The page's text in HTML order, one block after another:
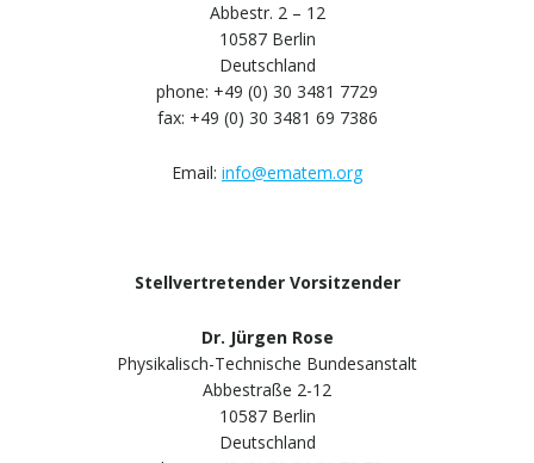
Abbestr. 2 – 12
10587 Berlin
Deutschland
phone: +49 (0) 30 3481 7729
fax: +49 (0) 30 3481 69 7386
Email: info@ematem.org
Stellvertretender Vorsitzender
Dr. Jürgen Rose
Physikalisch-Technische Bundesanstalt
Abbestraße 2-12
10587 Berlin
Deutschland